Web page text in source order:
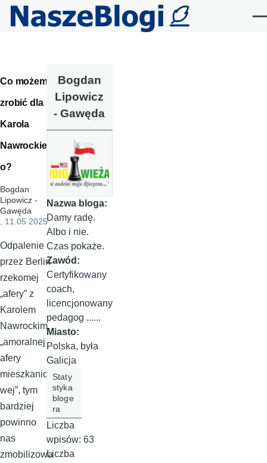
Przejdź do treści
Co możemy
zrobić dla
Karola
Nawrockieg
o?
Bogdan
Lipowicz -
Gawęda
, 11.05.2025
Odpalenie
przez Berlin
rzekomej
„afery” z
Karolem
Nawrockim,
„amoralnej
afery
mieszkanio
wej”, tym
bardziej
powinno
nas
zmobilizowa
Bogdan
Lipowicz
- Gawęda
Nazwa bloga:
Damy radę.
Albo i nie.
Czas pokaże.
Zawód:
Certyfikowany
coach,
licencjonowany
pedagog ......
Miasto:
Polska, była
Galicja
Staty
styka
bloge
ra
Liczba
wpisów: 63
Liczba